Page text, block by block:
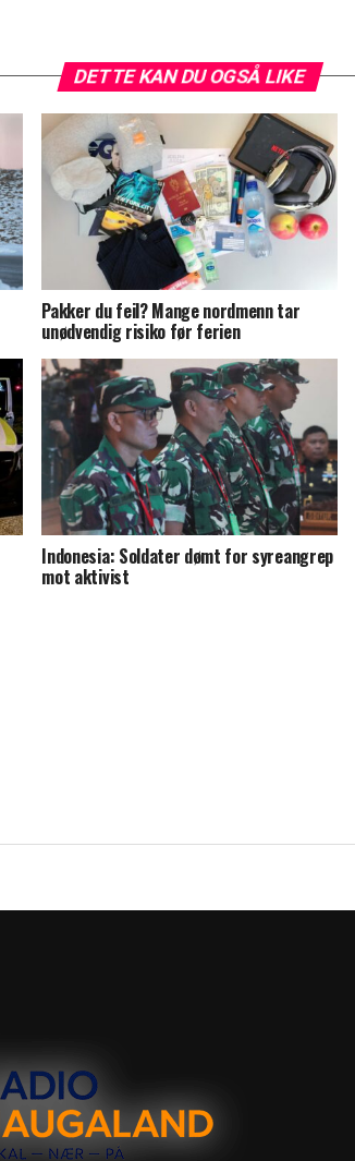
DETTE KAN DU OGSÅ LIKE
Pakker du feil? Mange nordmenn tar
unødvendig risiko før ferien
Indonesia: Soldater dømt for syreangrep
mot aktivist